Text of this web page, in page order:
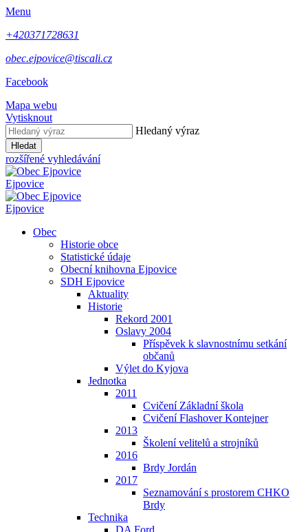
Menu
+420371728631
obec.ejpovice@tiscali.cz
Facebook
Mapa webu
Vytisknout
Hledaný výraz
Hledat
rozšířené vyhledávání
Ejpovice
Ejpovice
Obec
Historie obce
Statistické údaje
Obecní knihovna Ejpovice
SDH Ejpovice
Aktuality
Historie
Rekord 2001
Oslavy 2004
Příspěvek k slavnostnímu setkání
občanů
Výlet do Kyjova
Jednotka
2011
Cvičení Základní škola
Cvičení Flashover Kontejner
2013
Školení velitelů a strojníků
2016
Brdy Jordán
2017
Seznamování s prostorem CHKO
Brdy
Technika
DA Ford